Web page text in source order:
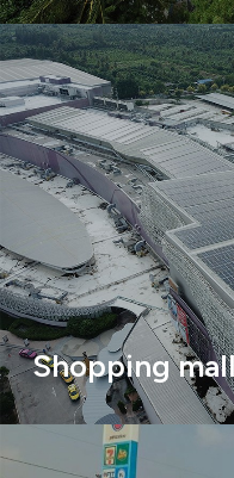
Shopping